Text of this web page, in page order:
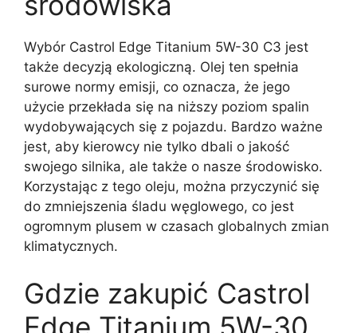
Wybór Castrol Edge Titanium 5W-30 C3 jest
także decyzją ekologiczną. Olej ten spełnia
surowe normy emisji, co oznacza, że jego
użycie przekłada się na niższy poziom spalin
wydobywających się z pojazdu. Bardzo ważne
jest, aby kierowcy nie tylko dbali o jakość
swojego silnika, ale także o nasze środowisko.
Korzystając z tego oleju, można przyczynić się
do zmniejszenia śladu węglowego, co jest
ogromnym plusem w czasach globalnych zmian
klimatycznych.
Gdzie zakupić Castrol